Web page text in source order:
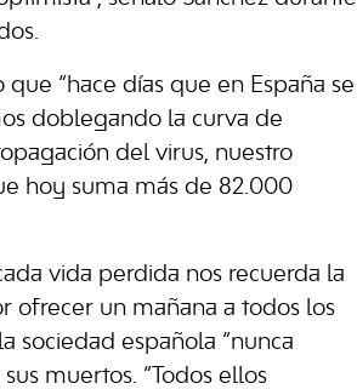
“hace días que en España se
doblegando la curva de
del virus, nuestro
hoy suma más de 82.000
vida perdida nos recuerda la
ofrecer un mañana a todos los
sociedad española “nunca
muertos. “Todos ellos